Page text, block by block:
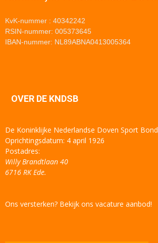
KvK-nummer : 40342242
RSIN-nummer: 005373645
IBAN-nummer: NL89ABNA0413005364
OVER DE KNDSB
De Koninklijke Nederlandse Doven Sport Bond
Oprichtingsdatum: 4 april 1926
Postadres:
Willy Brandtlaan 40
6716 RK Ede.
Ons versterken? Bekijk ons vacature aanbod!